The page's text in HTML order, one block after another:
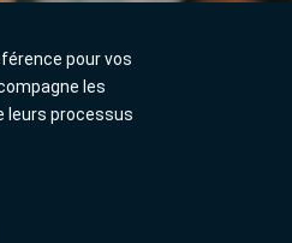
pour vos
les
leurs processus